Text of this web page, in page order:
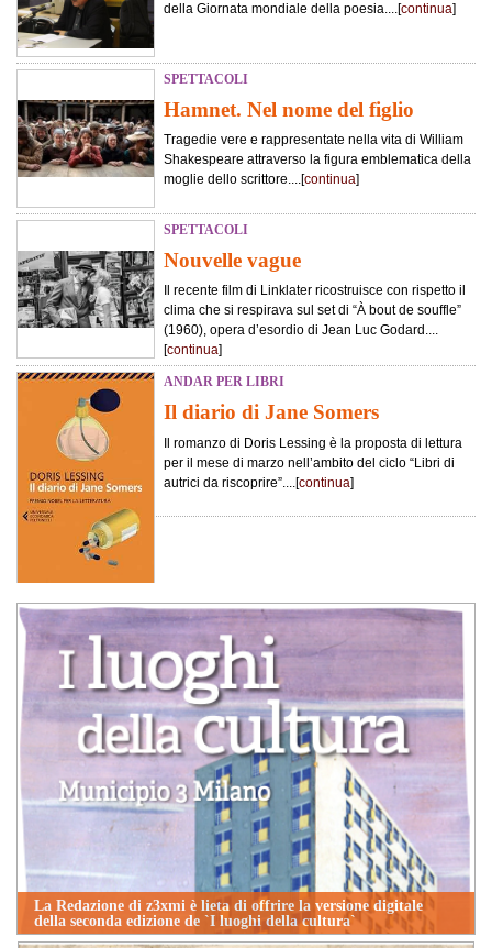
della Giornata mondiale della poesia....[continua]
SPETTACOLI
Hamnet. Nel nome del figlio
Tragedie vere e rappresentate nella vita di William
Shakespeare attraverso la figura emblematica della
moglie dello scrittore....[continua]
SPETTACOLI
Nouvelle vague
Il recente film di Linklater ricostruisce con rispetto il
clima che si respirava sul set di “À bout de souffle”
(1960), opera d’esordio di Jean Luc Godard....
[continua]
ANDAR PER LIBRI
Il diario di Jane Somers
Il romanzo di Doris Lessing è la proposta di lettura
per il mese di marzo nell’ambito del ciclo “Libri di
autrici da riscoprire”....[continua]
La Redazione di z3xmi è lieta di offrire la versione digitale
della seconda edizione de `I luoghi della cultura`